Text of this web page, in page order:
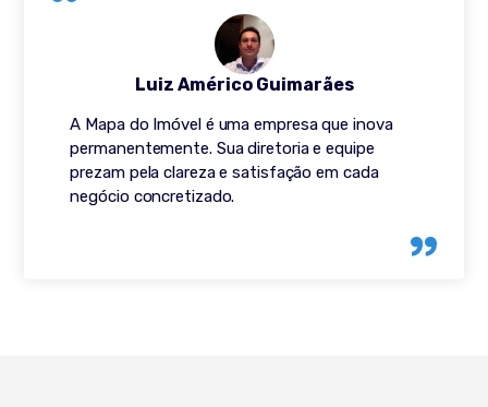
A Mapa do Imóvel é uma empresa que inova
permanentemente. Sua diretoria e equipe
prezam pela clareza e satisfação em cada
negócio concretizado.
Luiz Américo Guimarães